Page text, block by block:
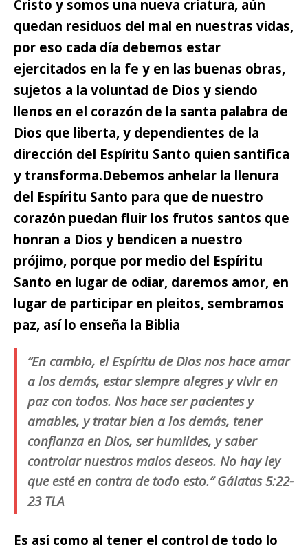
Cristo y somos una nueva criatura, aún
quedan residuos del mal en nuestras vidas,
por eso cada día debemos estar
ejercitados en la fe y en las buenas obras,
sujetos a la voluntad de Dios y siendo
llenos en el corazón de la santa palabra de
Dios que liberta, y dependientes de la
dirección del Espíritu Santo quien santifica
y transforma.Debemos anhelar la llenura
del Espíritu Santo para que de nuestro
corazón puedan fluir los frutos santos que
honran a Dios y bendicen a nuestro
prójimo, porque por medio del Espíritu
Santo en lugar de odiar, daremos amor, en
lugar de participar en pleitos, sembramos
paz, así lo enseña la Biblia
“En cambio, el Espíritu de Dios nos hace amar
a los demás, estar siempre alegres y vivir en
paz con todos. Nos hace ser pacientes y
amables, y tratar bien a los demás, tener
confianza en Dios, ser humildes, y saber
controlar nuestros malos deseos. No hay ley
que esté en contra de todo esto.” Gálatas 5:22-
23 TLA
Es así como al tener el control de todo lo